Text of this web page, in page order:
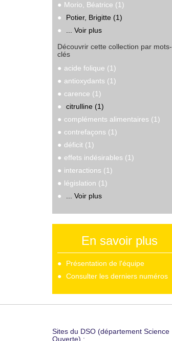
Morio, Béatrice (1)
Potier, Brigitte (1)
... Voir plus
Découvrir cette collection par mots-
clés
acide folique (1)
antioxydants (1)
carence (1)
citrulline (1)
compléments alimentaires (1)
contrefaçons (1)
déficit (1)
effets indésirables (1)
interactions (1)
législation (1)
... Voir plus
En savoir plus
Présentation de l'équipe
Consulter les derniers numéros
Sites du DSO (département Science
Ouverte) :